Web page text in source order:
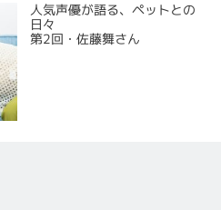
人気声優が語る、ペットとの
日々
第2回・佐藤舞さん